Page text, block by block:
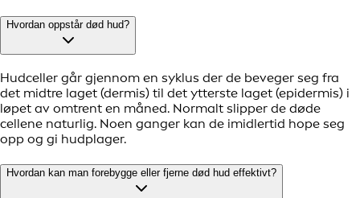
Hvordan oppstår død hud?
Hudceller går gjennom en syklus der de beveger seg fra
det midtre laget (dermis) til det ytterste laget (epidermis) i
løpet av omtrent en måned. Normalt slipper de døde
cellene naturlig. Noen ganger kan de imidlertid hope seg
opp og gi hudplager.
Hvordan kan man forebygge eller fjerne død hud effektivt?